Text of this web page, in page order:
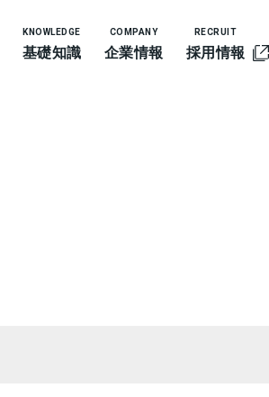
KNOWLEDGE
基礎知識
COMPANY
企業情報
RECRUIT
採用情報